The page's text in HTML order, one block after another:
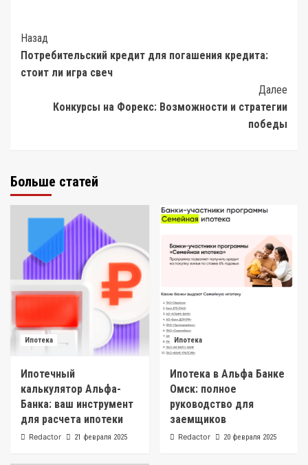
Post
Navigation
Назад
Потребительский кредит для погашения кредита:
стоит ли игра свеч
Далее
Конкурсы на Форекс: Возможности и стратегии
победы
Больше статей
Ипотека
Ипотечный
калькулятор Альфа-
Банка: ваш инструмент
для расчета ипотеки
Redactor 21 февраля 2025
Ипотека
Ипотека в Альфа Банке
Омск: полное
руководство для
заемщиков
Redactor 20 февраля 2025